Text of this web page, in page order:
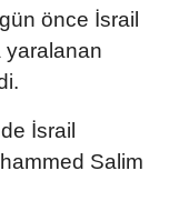
önce İsrail
yaralanan
İsrail
Salim